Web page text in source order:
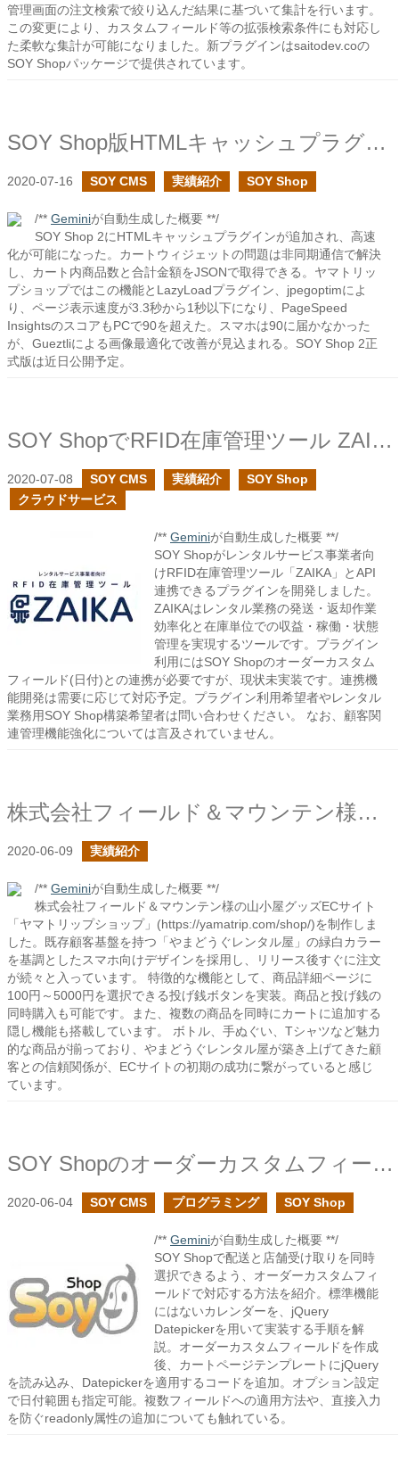
管理画面の注文検索で絞り込んだ結果に基づいて集計を行います。
この変更により、カスタムフィールド等の拡張検索条件にも対応し
た柔軟な集計が可能になりました。新プラグインはsaitodev.coの
SOY Shopパッケージで提供されています。
SOY Shop版HTMLキャッシュプラグインを追加しました
2020-07-16 SOY CMS 実績紹介 SOY Shop
/** Geminiが自動生成した概要 **/
SOY Shop 2にHTMLキャッシュプラグインが追加され、高速
化が可能になった。カートウィジェットの問題は非同期通信で解決
し、カート内商品数と合計金額をJSONで取得できる。ヤマトリッ
プショップではこの機能とLazyLoadプラグイン、jpegoptimによ
り、ページ表示速度が3.3秒から1秒以下になり、PageSpeed
InsightsのスコアもPCで90を超えた。スマホは90に届かなかった
が、Gueztliによる画像最適化で改善が見込まれる。SOY Shop 2正
式版は近日公開予定。
SOY ShopでRFID在庫管理ツール ZAIKAに対応しました
2020-07-08 SOY CMS 実績紹介
SOY Shop
クラウドサービス
/** Geminiが自動生成した概要 **/
SOY Shopがレンタルサービス事業者向
けRFID在庫管理ツール「ZAIKA」とAPI
連携できるプラグインを開発しました。
ZAIKAはレンタル業務の発送・返却作業
効率化と在庫単位での収益・稼働・状態
管理を実現するツールです。プラグイン
利用にはSOY Shopのオーダーカスタム
フィールド(日付)との連携が必要ですが、現状未実装です。連携機
能開発は需要に応じて対応予定。プラグイン利用希望者やレンタル
業務用SOY Shop構築希望者は問い合わせください。 なお、顧客関
連管理機能強化については言及されていません。
株式会社フィールド＆マウンテン様のヤマトリップショップの制作を行いました
2020-06-09 実績紹介
/** Geminiが自動生成した概要 **/
株式会社フィールド＆マウンテン様の山小屋グッズECサイト
「ヤマトリップショップ」(https://yamatrip.com/shop/)を制作しま
した。既存顧客基盤を持つ「やまどうぐレンタル屋」の緑白カラー
を基調としたスマホ向けデザインを採用し、リリース後すぐに注文
が続々と入っています。 特徴的な機能として、商品詳細ページに
100円～5000円を選択できる投げ銭ボタンを実装。商品と投げ銭の
同時購入も可能です。また、複数の商品を同時にカートに追加する
隠し機能も搭載しています。 ボトル、手ぬぐい、Tシャツなど魅力
的な商品が揃っており、やまどうぐレンタル屋が築き上げてきた顧
客との信頼関係が、ECサイトの初期の成功に繋がっていると感じ
ています。
SOY ShopのオーダーカスタムフィールドでjQueryのDatepickerを使ってみる
2020-06-04 SOY CMS プログラミング SOY Shop
/** Geminiが自動生成した概要 **/
SOY Shopで配送と店舗受け取りを同時
選択できるよう、オーダーカスタムフィ
ールドで対応する方法を紹介。標準機能
にはないカレンダーを、jQuery
Datepickerを用いて実装する手順を解
説。オーダーカスタムフィールドを作成
後、カートページテンプレートにjQuery
を読み込み、Datepickerを適用するコードを追加。オプション設定
で日付範囲も指定可能。複数フィールドへの適用方法や、直接入力
を防ぐreadonly属性の追加についても触れている。